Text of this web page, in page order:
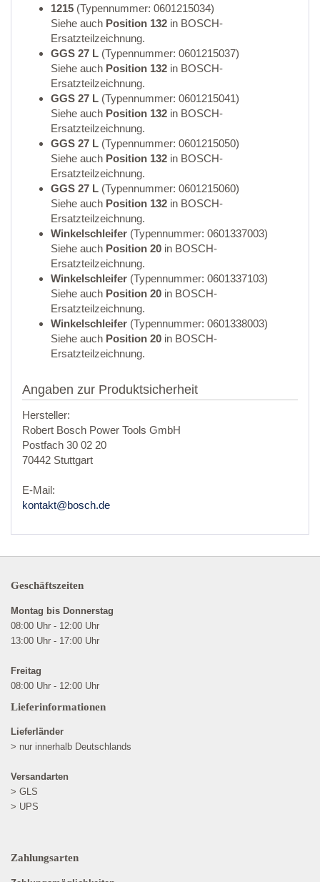
1215 (Typennummer: 0601215034)
Siehe auch Position 132 in BOSCH-
Ersatzteilzeichnung.
GGS 27 L (Typennummer: 0601215037)
Siehe auch Position 132 in BOSCH-
Ersatzteilzeichnung.
GGS 27 L (Typennummer: 0601215041)
Siehe auch Position 132 in BOSCH-
Ersatzteilzeichnung.
GGS 27 L (Typennummer: 0601215050)
Siehe auch Position 132 in BOSCH-
Ersatzteilzeichnung.
GGS 27 L (Typennummer: 0601215060)
Siehe auch Position 132 in BOSCH-
Ersatzteilzeichnung.
Winkelschleifer (Typennummer: 0601337003)
Siehe auch Position 20 in BOSCH-
Ersatzteilzeichnung.
Winkelschleifer (Typennummer: 0601337103)
Siehe auch Position 20 in BOSCH-
Ersatzteilzeichnung.
Winkelschleifer (Typennummer: 0601338003)
Siehe auch Position 20 in BOSCH-
Ersatzteilzeichnung.
Angaben zur Produktsicherheit
Hersteller:
Robert Bosch Power Tools GmbH
Postfach 30 02 20
70442 Stuttgart
E-Mail:
kontakt@bosch.de
Geschäftszeiten
Montag bis Donnerstag
08:00 Uhr - 12:00 Uhr
13:00 Uhr - 17:00 Uhr
Freitag
08:00 Uhr - 12:00 Uhr
Lieferinformationen
Lieferländer
> nur innerhalb Deutschlands
Versandarten
> GLS
> UPS
Zahlungsarten